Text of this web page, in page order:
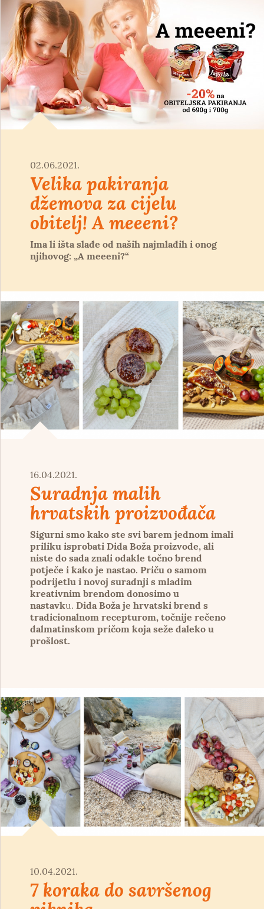
02.06.2021.
Velika pakiranja
džemova za cijelu
obitelj! A meeeni?
Ima li išta slađe od naših najmlađih i onog
njihovog: „A meeeni?“
16.04.2021.
Suradnja malih
hrvatskih proizvođača
Sigurni smo kako ste svi barem jednom imali
priliku isprobati Dida Boža proizvode, ali
niste do sada znali odakle točno brend
potječe i kako je nastao. Priču o samom
podrijetlu i novoj suradnji s mladim
kreativnim brendom donosimo u
nastavku. Dida Boža je hrvatski brend s
tradicionalnom recepturom, točnije rečeno
dalmatinskom pričom koja seže daleko u
prošlost.
10.04.2021.
7 koraka do savršenog